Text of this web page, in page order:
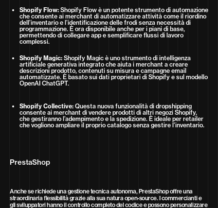
Shopify Flow: Shopify Flow è un potente strumento di automazione
che consente ai merchant di automatizzare attività come il riordino
dell’inventario e l’identificazione delle frodi senza necessità di
programmazione. È ora disponibile anche per i piani di base,
permettendo di collegare app e semplificare flussi di lavoro
complessi.
Shopify Magic: Shopify Magic è uno strumento di intelligenza
artificiale generativa integrato che aiuta i merchant a creare
descrizioni prodotto, contenuti su misura e campagne email
automatizzate. È basato sui dati proprietari di Shopify e sul modello
OpenAI ChatGPT.
Shopify Collective: Questa nuova funzionalità di dropshipping
consente ai merchant di vendere prodotti di altri negozi Shopify,
che gestiranno l’adempimento e la spedizione. È ideale per retailer
che vogliono ampliare il proprio catalogo senza gestire l’inventario.
PrestaShop
Anche se richiede una gestione tecnica autonoma, PrestaShop offre una
straordinaria flessibilità grazie alla sua natura open-source. I commercianti e
gli sviluppatori hanno il controllo completo del codice e possono personalizzare